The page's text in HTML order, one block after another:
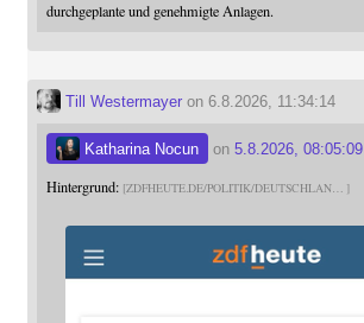
durchgeplante und genehmigte Anlagen.
Till Westermayeron 6.8.2026, 11:34:14
Katharina Nocun on 5.8.2026, 08:05:09
Hintergrund: ZDFHEUTE.DE/POLITIK/DEUTSCHLAN